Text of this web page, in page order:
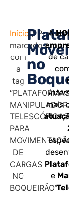
Início /
marcados
com
a
tag
“PLATAFORMAS
TELESCÓPICAS
PARA
DE
CARGAS
NO
BOQUEIRÃO”
no
A
de
mais
e